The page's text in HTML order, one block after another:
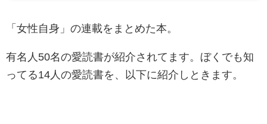
「女性自身」の連載をまとめた本。
有名人50名の愛読書が紹介されてます。ぼくでも知
ってる14人の愛読書を、以下に紹介しときます。